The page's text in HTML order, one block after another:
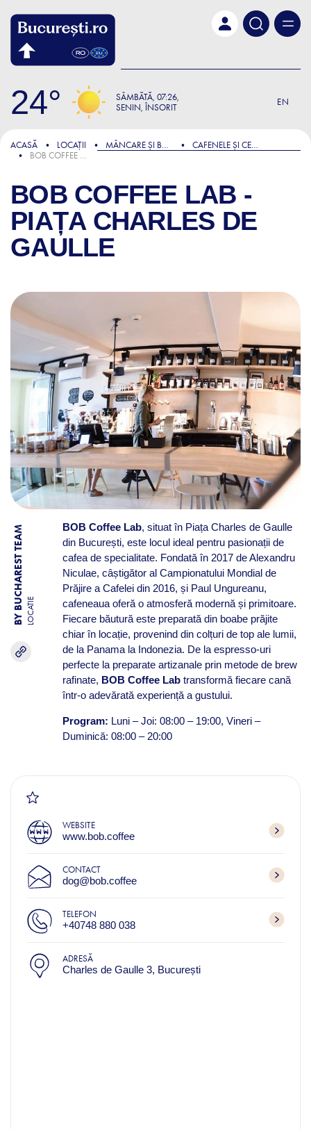
24 SÂMBĂTĂ 07:26
SENIN, ÎNSORIT
EN
ACASĂ LOCAȚII MÂNCARE ȘI BĂUTURĂ
CAFENELE ȘI CEAINĂRII
BOB COFFEE LAB - PIAȚA CHARLES DE GAULLE
BOB COFFEE LAB -
PIAȚA CHARLES DE
GAULLE
BY BUCHAREST TEAM LOCATIE
BOB Coffee Lab, situat în Piața Charles de Gaulle
din București, este locul ideal pentru pasionații de
cafea de specialitate. Fondată în 2017 de Alexandru
Niculae, câștigător al Campionatului Mondial de
Prăjire a Cafelei din 2016, și Paul Ungureanu,
cafeneaua oferă o atmosferă modernă și primitoare.
Fiecare băutură este preparată din boabe prăjite
chiar în locație, provenind din colțuri de top ale lumii,
de la Panama la Indonezia. De la espresso-uri
perfecte la preparate artizanale prin metode de brew
rafinate, BOB Coffee Labtransformă fiecare cană
într-o adevărată experiență a gustului.
Program: Luni – Joi: 08:00 – 19:00, Vineri –
Duminică: 08:00 – 20:00
WEBSITE
www.bob.coffee
CONTACT
dog@bob.coffee
TELEFON
+40748 880 038
ADRESĂ
Charles de Gaulle 3, București